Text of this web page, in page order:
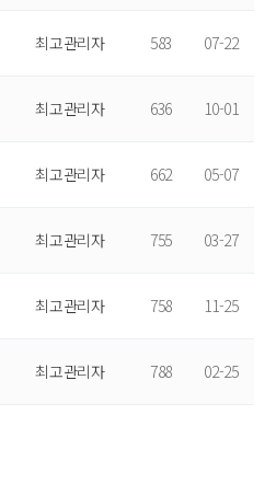
최고관리자 583 07-22
최고관리자 636 10-01
최고관리자 662 05-07
최고관리자 755 03-27
최고관리자 758 11-25
최고관리자 788 02-25